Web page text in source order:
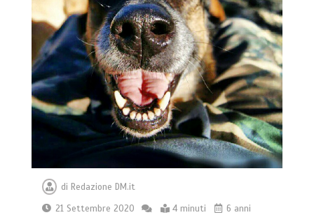
diRedazione DM.it
21 Settembre 2020
4 minuti 6 anni